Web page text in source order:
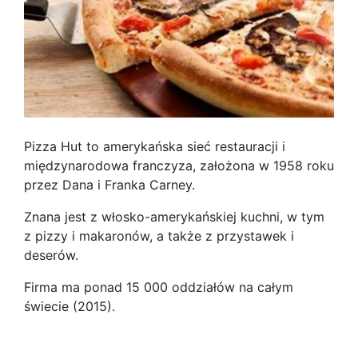
Pizza Hut to amerykańska sieć restauracji i
międzynarodowa franczyza, założona w 1958 roku
przez Dana i Franka Carney.
Znana jest z włosko-amerykańskiej kuchni, w tym
z pizzy i makaronów, a także z przystawek i
deserów.
Firma ma ponad 15 000 oddziałów na całym
świecie (2015).